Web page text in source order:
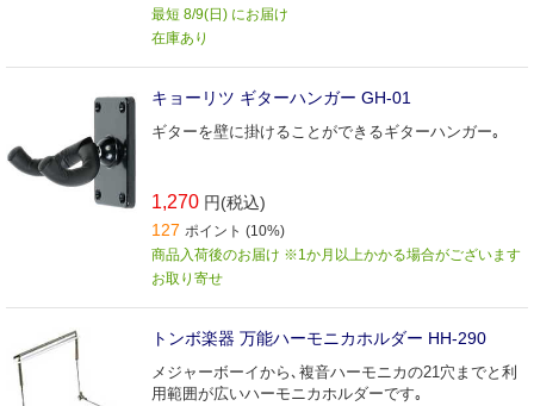
最短 8/9(日) にお届け
在庫あり
キョーリツ ギターハンガー GH-01
ギターを壁に掛けることができるギターハンガー｡
1,270 円(税込)
127 ポイント (10%)
商品入荷後のお届け ※1か月以上かかる場合がございます
お取り寄せ
トンボ楽器 万能ハーモニカホルダー HH-290
メジャーボーイから､複音ハーモニカの21穴までと利
用範囲が広いハーモニカホルダーです｡